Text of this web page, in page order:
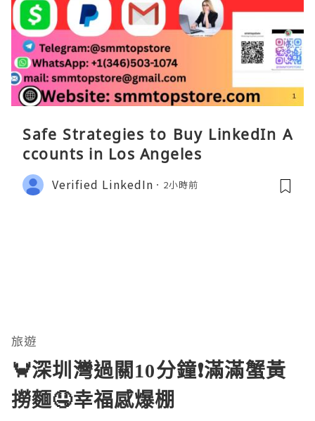
Safe Strategies to Buy LinkedIn A
ccounts in Los Angeles
Verified LinkedIn 2小時前
旅遊
🦀深圳灣過關10分鐘❗滿滿蟹黃
撈麵🤤幸福感爆棚